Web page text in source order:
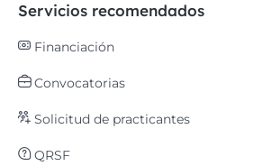
Servicios recomendados
Financiación
Convocatorias
Solicitud de practicantes
QRSF